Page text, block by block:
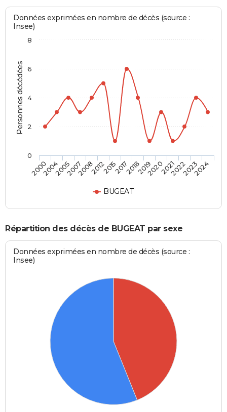
Personnes décédées
Données exprimées en nombre de décès (source :
Insee)
BUGEAT
200020042005200720082012201520172018201920202021202220232024
0
2
4
6
8
Répartition des décès de BUGEAT par sexe
Données exprimées en nombre de décès (source :
Insee)